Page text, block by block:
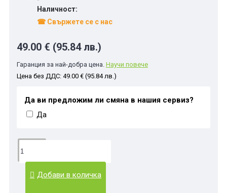
Наличност:
☎ Свържете се с нас
49.00 € (95.84 лв.)
Гаранция за най-добра цена. Научи повече
Цена без ДДС: 49.00 € (95.84 лв.)
Да ви предложим ли смяна в нашия сервиз?
Да
Добави в количка